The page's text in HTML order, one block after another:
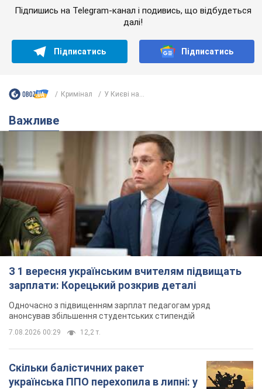
Підпишись на Telegram-канал і подивись, що відбудеться
далі!
Підписатись Підписатись
Кримінал У Києві на...
Важливе
З 1 вересня українським вчителям підвищать
зарплати: Корецький розкрив деталі
Одночасно з підвищенням зарплат педагогам уряд
анонсував збільшення студентських стипендій
7.08.2026 00:29 12,2 т.
Скільки балістичних ракет
українська ППО перехопила в липні: у